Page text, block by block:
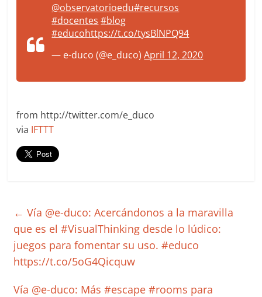
@observatorioedu#recursos
#docentes #blog
#educohttps://t.co/tysBlNPQ94
— e-duco (@e_duco)April 12, 2020
from http://twitter.com/e_duco
via IFTTT
← Vía @e-duco: Acercándonos a la maravilla
que es el #VisualThinking desde lo lúdico:
juegos para fomentar su uso. #educo
https://t.co/5oG4Qicquw
Vía @e-duco: Más #escape #rooms para